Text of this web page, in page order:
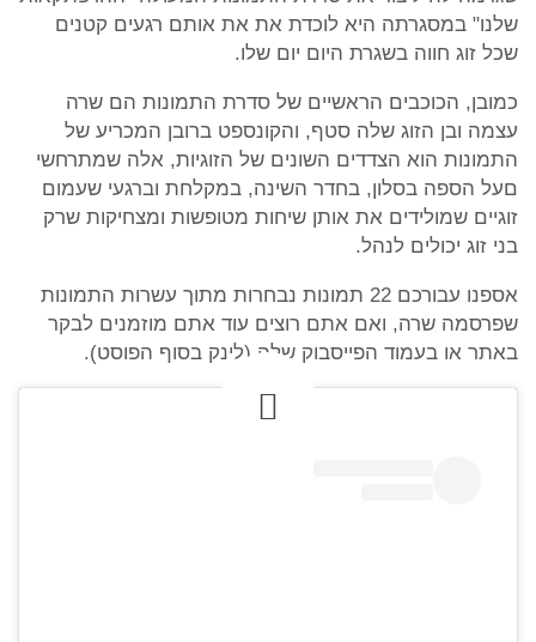
שלנו" במסגרתה היא לוכדת את את אותם רגעים קטנים
שכל זוג חווה בשגרת היום יום שלו.
כמובן, הכוכבים הראשיים של סדרת התמונות הם שרה
עצמה ובן הזוג שלה סטף, והקונספט ברובן המכריע של
התמונות הוא הצדדים השונים של הזוגיות, אלה שמתרחשי
םעל הספה בסלון, בחדר השינה, במקלחת וברגעי שעמום
זוגיים שמולידים את אותן שיחות מטופשות ומצחיקות שרק
בני זוג יכולים לנהל.
אספנו עבורכם 22 תמונות נבחרות מתוך עשרות התמונות
שפרסמה שרה, ואם אתם רוצים עוד אתם מוזמנים לבקר
באתר או בעמוד הפייסבוק שלה (לינק בסוף הפוסט).